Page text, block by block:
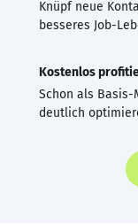
Knüpf neue
besseres Job-
Kostenlos
Schon als Basis-
deutlich